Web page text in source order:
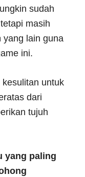
sudah
masih
yang lain guna
ini.
untuk
dari
tujuh
yang paling